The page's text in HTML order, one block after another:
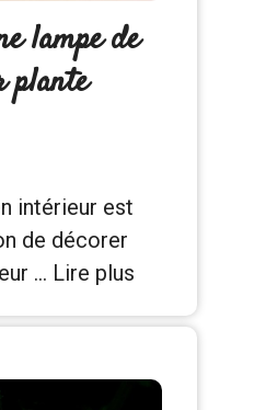
lampe de
plante
intérieur est
de décorer
… Lire plus